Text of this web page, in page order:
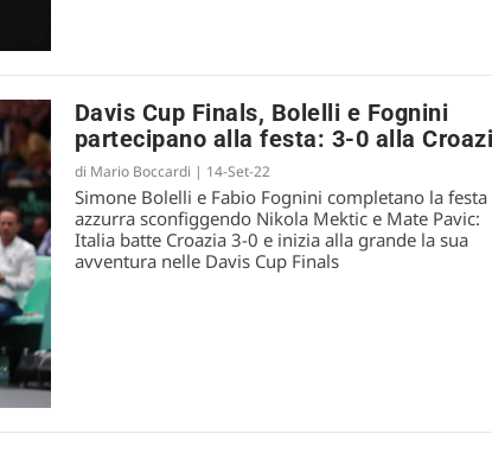
Davis Cup Finals, Bolelli e Fognini
partecipano alla festa: 3-0 alla
di Mario Boccardi | 14-Set-22
Simone Bolelli e Fabio Fognini completano la festa
azzurra sconfiggendo Nikola Mektic e Mate Pavic:
Italia batte Croazia 3-0 e inizia alla grande la sua
avventura nelle Davis Cup Finals